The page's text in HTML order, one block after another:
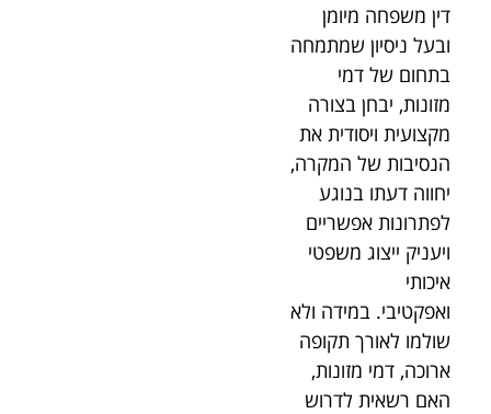
דין משפחה מיומן
ובעל ניסיון שמתמחה
בתחום של דמי
מזונות, יבחן בצורה
מקצועית ויסודית את
הנסיבות של המקרה,
יחווה דעתו בנוגע
לפתרונות אפשריים
ויעניק ייצוג משפטי
איכותי
ואפקטיבי. במידה ולא
שולמו לאורך תקופה
ארוכה, דמי מזונות,
האם רשאית לדרוש